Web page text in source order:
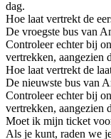
dag.
Hoe laat vertrekt de
De vroegste bus van
Controleer echter bij
vertrekken, aangezien
Hoe laat vertrekt de
De nieuwste bus van
Controleer echter bij
vertrekken, aangezien
Moet ik mijn ticket
Als je kunt, raden we